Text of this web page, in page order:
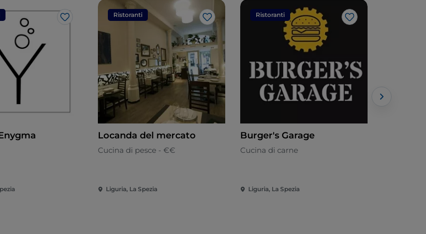
Like
Ristoranti
Like
Locanda del mercato
Cucina di pesce - €€
Liguria, La Spezia
Ristoranti
Like
Burger's Garage
Cucina di carne
Liguria, La Spezia